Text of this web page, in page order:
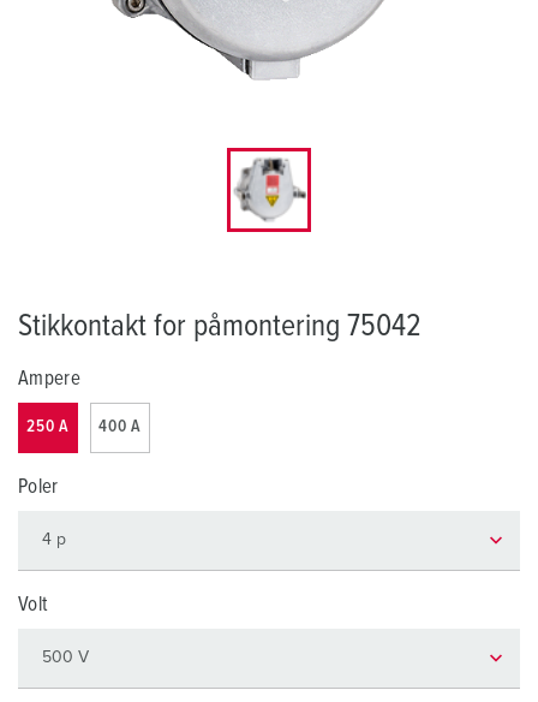
Stikkontakt for påmontering 75042
Ampere
250 A 400 A
Poler
Volt